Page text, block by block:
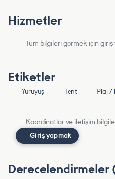
Hizmetler
Tüm bilgileri görmek için giriş
Etiketler
Yürüyüş Tent Plaj /
Koordinatlar ve iletişim
Giriş yapmak
Derecelendirmeler